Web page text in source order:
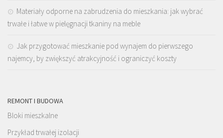
Materiały odporne na zabrudzenia do mieszkania: jak wybrać
trwałe i łatwe w pielęgnacji tkaniny na meble
Jak przygotować mieszkanie pod wynajem do pierwszego
najemcy, by zwiększyć atrakcyjność i ograniczyć koszty
REMONT I BUDOWA
Bloki mieszkalne
Przykład trwałej izolacji